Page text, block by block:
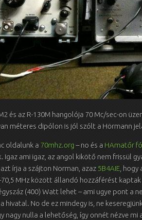
és az R-130M hangolója 70 Mc/sec-on
méteres dipólon is jól szólt a Hörmann
oldalunk a 70mhz.org – no és a HAmatőr
Igaz ami igaz, az angol kikötő nem frissül
írja a szájton Norman, azaz 5B4AIE ,
MHz között állandó hozzáférést
(400) Watt lehet – ami ugye pont a
hivatal. No de ez mindegy is, ne
nagy nulla a lehetőség, így onnét nézve mi